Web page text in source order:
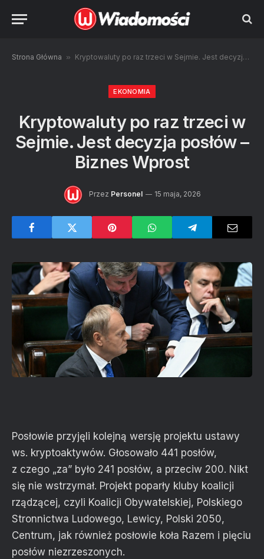
Strona Główna » Kryptowaluty po raz trzeci w Sejmie. Jest decyzja posłów – Biznes Wprost
EKONOMIA
Kryptowaluty po raz trzeci w
Sejmie. Jest decyzja posłów –
Biznes Wprost
Przez Personel 15 maja, 2026
Posłowie przyjęli kolejną wersję projektu ustawy
ws. kryptoaktywów. Głosowało 441 posłów,
z czego „za” było 241 posłów, a przeciw 200. Nikt
się nie wstrzymał. Projekt poparły kluby koalicji
rządzącej, czyli Koalicji Obywatelskiej, Polskiego
Stronnictwa Ludowego, Lewicy, Polski 2050,
Centrum, jak również posłowie koła Razem i pięciu
posłów niezrzeszonych.